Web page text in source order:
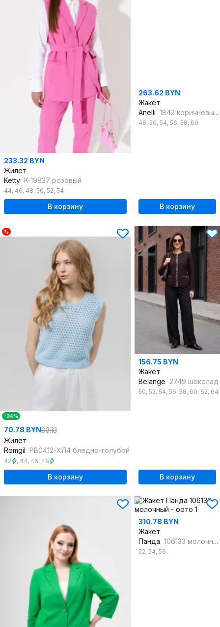
233.32 BYN
Жилет
Ketty K-19837 розовый
44, 46, 48, 50, 52, 54
В корзину
263.62 BYN
Жакет
Anelli 1842 коричневый_сирин
48, 50, 54, 56, 58, 60
В корзину
%
-24%
70.78 BYN93.13
Жилет
Romgil РВ0412-ХЛ4 бледно-голубой
42 , 44, 46, 48
В корзину
156.75 BYN
Жакет
Belange 2749 шоколад
50, 52, 54, 56, 58, 60, 62, 64
В корзину
310.78 BYN
Жакет
Панда 106133 молочный
52, 54, 56